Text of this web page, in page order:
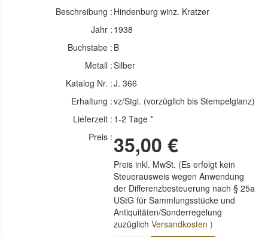
Beschreibung : Hindenburg winz. Kratzer
Jahr : 1938
Buchstabe : B
Metall :Silber
Katalog Nr. :J. 366
Erhaltung :vz/Stgl. (vorzüglich bis Stempelglanz)
Lieferzeit : 1-2 Tage *
Preis : 35,00 €
Preis inkl. MwSt. (Es erfolgt kein
Steuerausweis wegen Anwendung
der Differenzbesteuerung nach § 25a
UStG für Sammlungsstücke und
Antiquitäten/Sonderregelung
zuzüglichVersandkosten )